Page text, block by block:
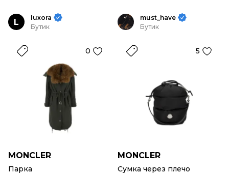
L
luxora
Бутик
0
MONCLER
Парка
must_have
Бутик
5
MONCLER
Сумка через плечо